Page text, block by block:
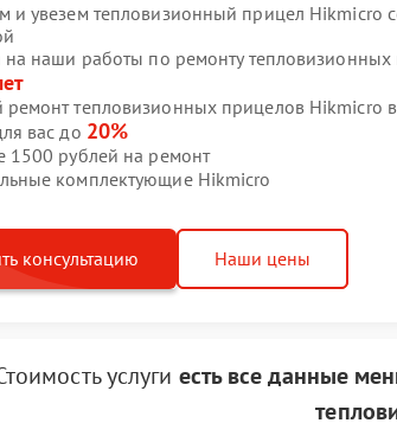
и увезем тепловизионный прицел Hikmicro
на наши работы по ремонту
тепловизионных прицелов Hikmicro в
вас до 20%
1500 рублей на ремонт
комплектующие Hikmicro
консультацию Наши цены
услуги есть все данные